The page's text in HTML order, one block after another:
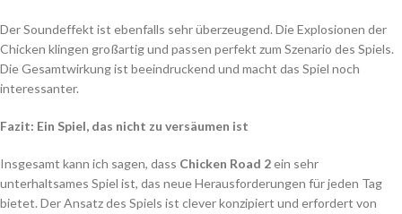
Der Soundeffekt ist ebenfalls sehr überzeugend. Die Explosionen der
Chicken klingen großartig und passen perfekt zum Szenario des Spiels.
Die Gesamtwirkung ist beeindruckend und macht das Spiel noch
interessanter.
Fazit: Ein Spiel, das nicht zu versäumen ist
Insgesamt kann ich sagen, dass Chicken Road 2ein sehr
unterhaltsames Spiel ist, das neue Herausforderungen für jeden Tag
bietet. Der Ansatz des Spiels ist clever konzipiert und erfordert von